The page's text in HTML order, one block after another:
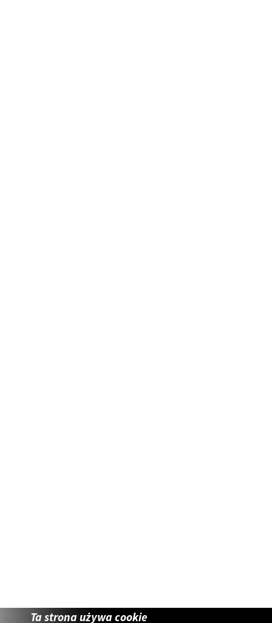
Ta strona używa cookie